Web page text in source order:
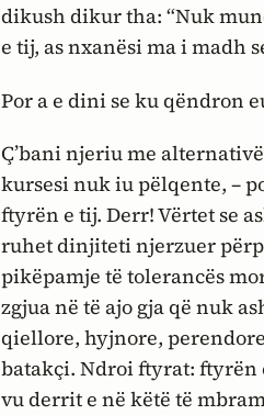
dikush dikur tha: “Nuk
e tij, as nxanësi ma i madh
Por a e dini se ku qëndron
Ç’bani njeriu me
kursesi nuk iu pëlqente, –
ftyrën e tij. Derr! Vërtet se
ruhet dinjiteti njerzuer
pikëpamje të tolerancës
zgjua në të ajo gja që nuk
qiellore, hyjnore,
batakçi. Ndroi ftyrat: ftyrën
vu derrit e në këtë të